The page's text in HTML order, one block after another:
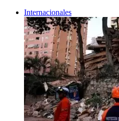
Internacionales